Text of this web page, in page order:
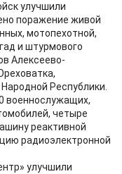
улучшили
поражение живой
мотопехотной,
и штурмового
Алексеево-
Республики.
военнослужащих,
четыре
реактивной
радиоэлектронной
улучшили